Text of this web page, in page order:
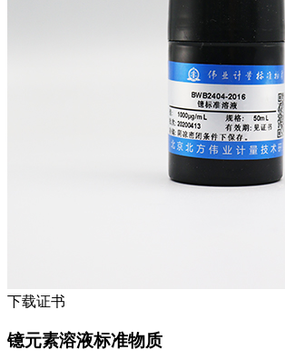
下载证书
镱元素溶液标准物质